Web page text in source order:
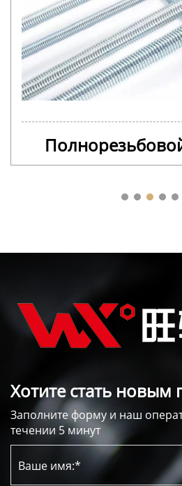
Хотите стать новым
Заполните форму и наш
течении 5 минут